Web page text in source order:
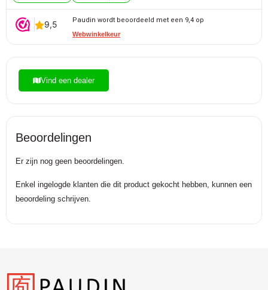
Paudin wordt beoordeeld met een 9,4 op
Webwinkelkeur
Vind een dealer
Beoordelingen
Er zijn nog geen beoordelingen.
Enkel ingelogde klanten die dit product gekocht hebben, kunnen een
beoordeling schrijven.